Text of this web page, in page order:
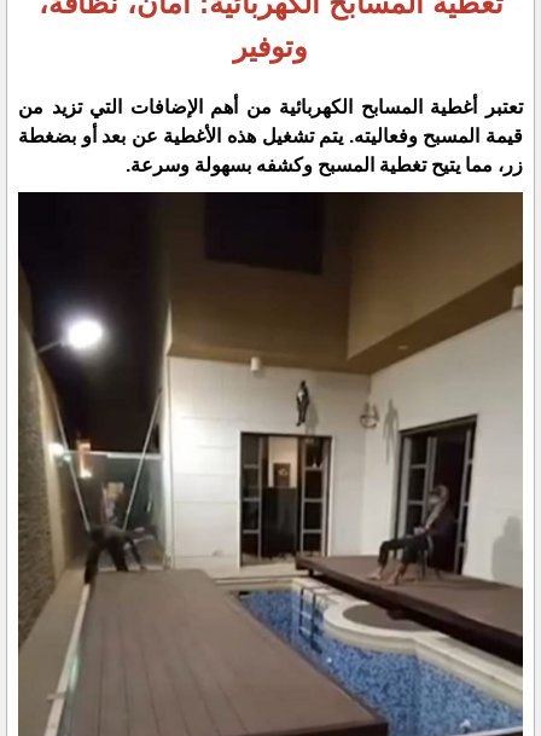
وتوفير
​تعتبر أغطية المسابح الكهربائية من أهم الإضافات التي تزيد من
قيمة المسبح وفعاليته. يتم تشغيل هذه الأغطية عن بعد أو بضغطة
زر، مما يتيح تغطية المسبح وكشفه بسهولة وسرعة.